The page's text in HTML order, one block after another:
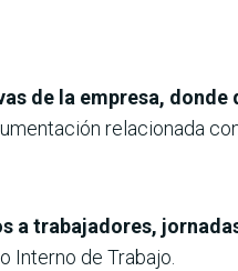
de la empresa, donde
relacionada
a trabajadores,
Interno de Trabajo.